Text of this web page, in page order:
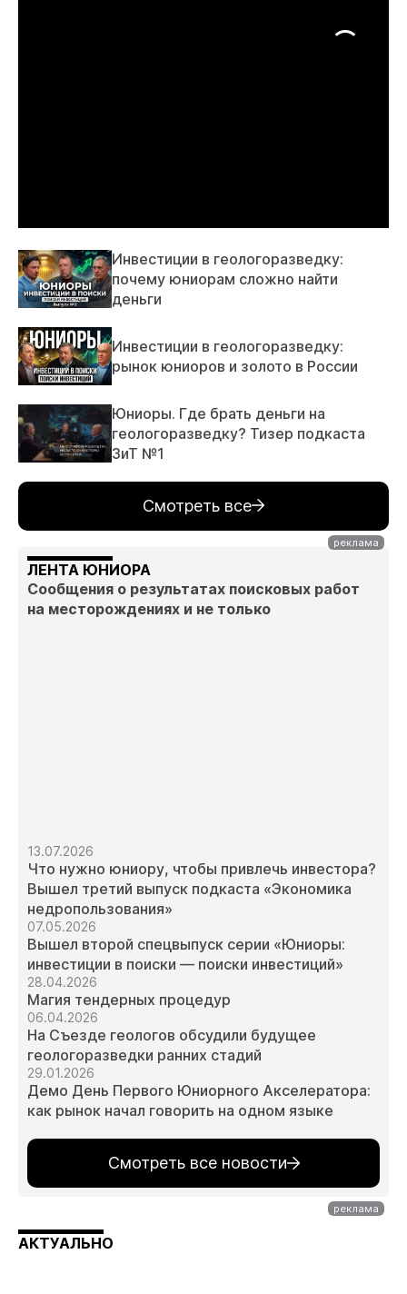
Инвестиции в геологоразведку:
почему юниорам сложно найти
деньги
Инвестиции в геологоразведку:
рынок юниоров и золото в России
Юниоры. Где брать деньги на
геологоразведку? Тизер подкаста
ЗиТ №1
Смотреть все
ЛЕНТА ЮНИОРА
Сообщения о результатах поисковых работ
на месторождениях и не только
13.07.2026
Что нужно юниору, чтобы привлечь инвестора?
Вышел третий выпуск подкаста «Экономика
недропользования»
07.05.2026
Вышел второй спецвыпуск серии «Юниоры:
инвестиции в поиски — поиски инвестиций»
28.04.2026
Магия тендерных процедур
06.04.2026
На Съезде геологов обсудили будущее
геологоразведки ранних стадий
29.01.2026
Демо День Первого Юниорного Акселератора:
как рынок начал говорить на одном языке
Смотреть все новости
АКТУАЛЬНО